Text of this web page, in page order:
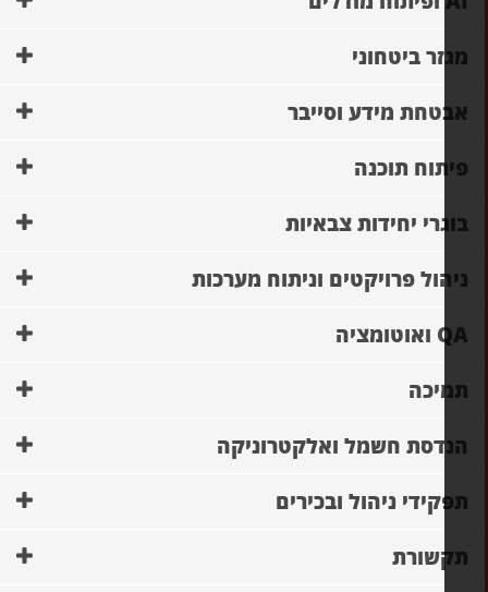
ביטחוני
מידע וסייבר
תוכנה
יחידות צבאיות
פרויקטים וניתוח מערכות
חשמל ואלקטרוניקה
ניהול ובכירים